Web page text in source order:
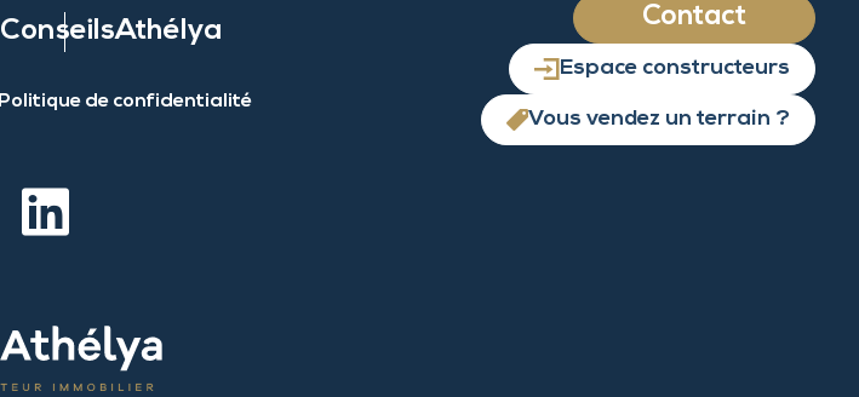
ConseilsAthélya
Politique de confidentialité
Contact
Espace constructeurs
Vous vendez un terrain ?